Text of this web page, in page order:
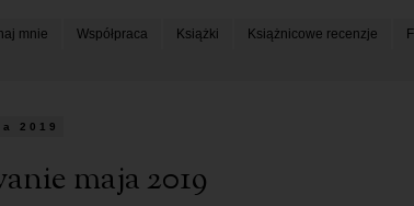
mnie Współpraca Książki Książnicowe recenzje
2019
maja 2019